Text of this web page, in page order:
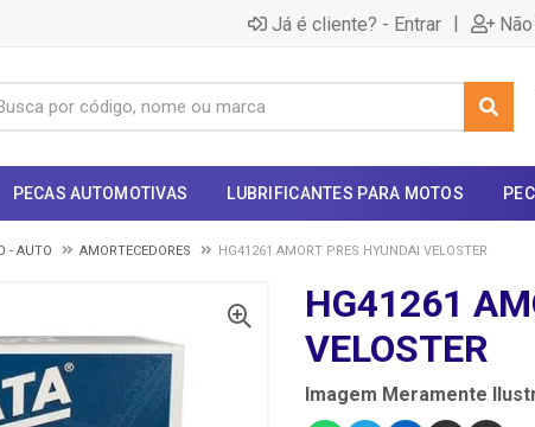
Já é cliente? - Entrar |
PECAS AUTOMOTIVAS LUBRIFICANTES PARA MOTOS
- AUTO AMORTECEDORES HG41261 AMORT PRES HYUNDAI VELOSTER
HG41261
VELOSTER
Imagem Meramente